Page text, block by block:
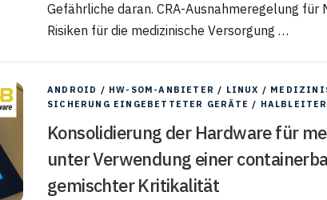
Gefährliche daran. CRA-Ausnahmeregelung
Risiken für die medizinische Versorgung …
ANDROID / HW-SOM-ANBIETER / LINUX /
SICHERUNG EINGEBETTETER GERÄTE / HALBLEITER
Konsolidierung der Hardware für
unter Verwendung einer
gemischter Kritikalität